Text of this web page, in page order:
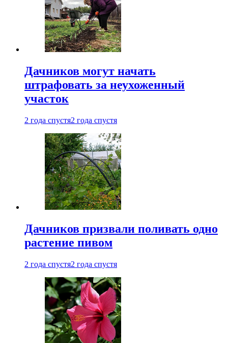
Дачников могут начать
штрафовать за неухоженный
участок
2 года спустя2 года спустя
Дачников призвали поливать одно
растение пивом
2 года спустя2 года спустя